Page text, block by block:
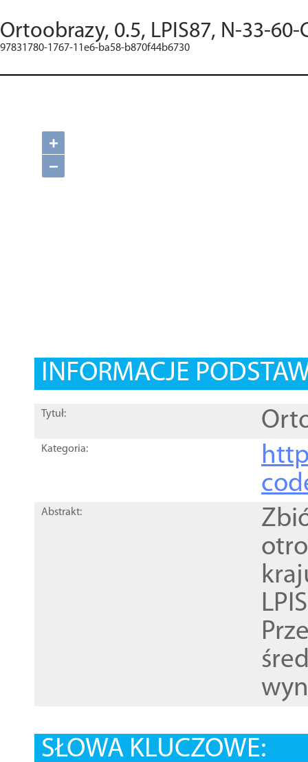
Ortoobrazy, 0.5, LPIS87, N-33-60-
97831780-1767-11e6-ba58-b870f44b6730
+
−
INFORMACJE
Tytuł:
Kategoria:
Abstrakt:
SŁOWA KLUCZOWE: